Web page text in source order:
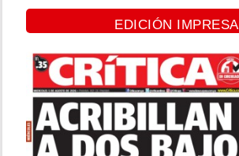
EDICIÓN IMPRESA